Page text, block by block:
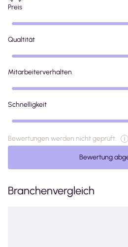
Preis
Qualtität
Mitarbeiterverhalten
Schnelligkeit
Bewertungen werden nicht geprüft.
Bewertung
Branchenvergleich